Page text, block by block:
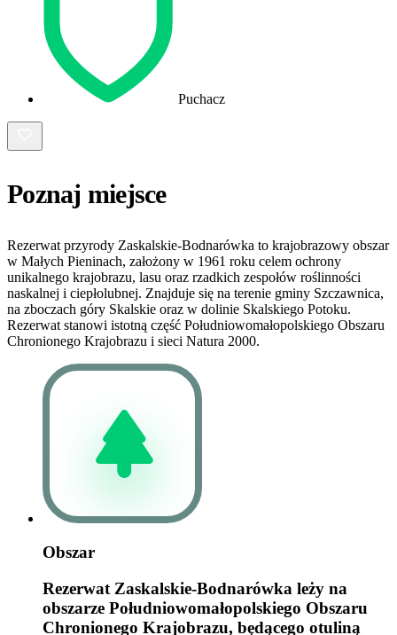
Puchacz
Poznaj miejsce
Rezerwat przyrody Zaskalskie-Bodnarówka to krajobrazowy obszar
w Małych Pieninach, założony w 1961 roku celem ochrony
unikalnego krajobrazu, lasu oraz rzadkich zespołów roślinności
naskalnej i ciepłolubnej. Znajduje się na terenie gminy Szczawnica,
na zboczach góry Skalskie oraz w dolinie Skalskiego Potoku.
Rezerwat stanowi istotną część Południowomałopolskiego Obszaru
Chronionego Krajobrazu i sieci Natura 2000.
Obszar
Rezerwat Zaskalskie-Bodnarówka leży na
obszarze Południowomałopolskiego Obszaru
Chronionego Krajobrazu, będącego otuliną